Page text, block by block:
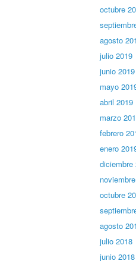
octubre
agosto
julio 2019
junio 2019
mayo
abril 2019
marzo
febrero
enero
diciembre
octubre
agosto
julio 2018
junio 2018